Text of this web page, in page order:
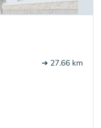
➔ 27.66 km